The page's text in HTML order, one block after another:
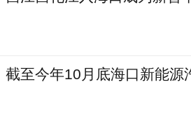
截至今年10月底海口新能源